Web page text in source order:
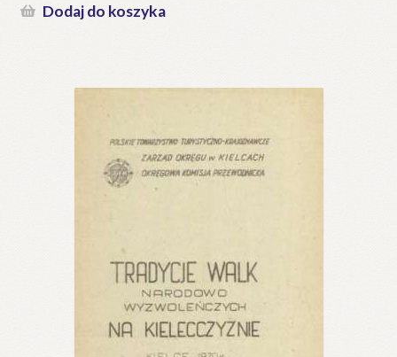
Dodaj do koszyka